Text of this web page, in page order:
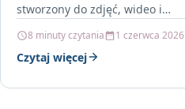
stworzony do zdjęć, wideo i
szukasz telefonu, który potrafi
więcej niż…
8 minuty czytania 1 czerwca 2026
Czytaj więcej